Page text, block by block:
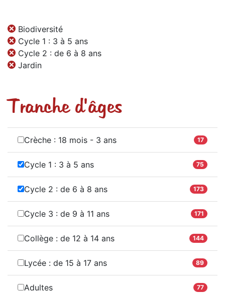
Biodiversité
Cycle 1 : 3 à 5 ans
Cycle 2 : de 6 à 8 ans
Jardin
Tranche d'âges
Crèche : 18 mois - 3 ans 17
Cycle 1 : 3 à 5 ans 75
Cycle 2 : de 6 à 8 ans 173
Cycle 3 : de 9 à 11 ans 171
Collège : de 12 à 14 ans 144
Lycée : de 15 à 17 ans 89
Adultes 77